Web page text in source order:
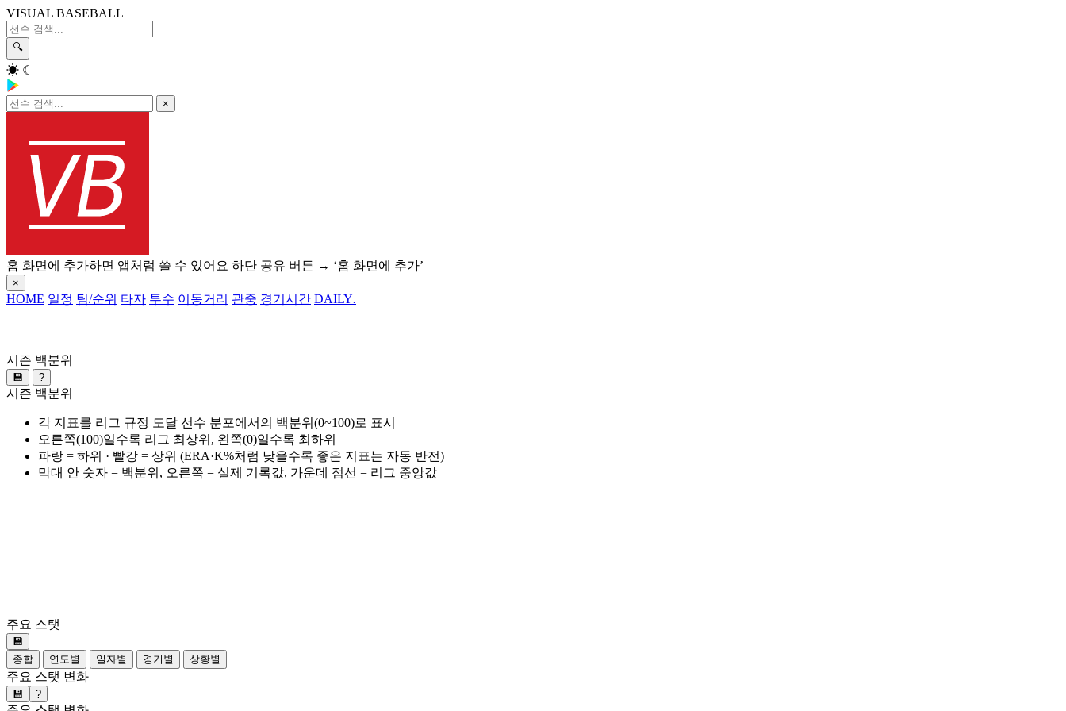
VISUAL BASEBALL
🔍
☀ ☾
×
홈 화면에 추가하면 앱처럼 쓸 수 있어요 하단 공유 버튼 → ‘홈 화면에 추가’
×
HOME 일정 팀/순위 타자 투수 이동거리 관중 경기시간 DAILY.
시즌 백분위
💾 ?
시즌 백분위
각 지표를 리그 규정 도달 선수 분포에서의 백분위(0~100)로 표시
오른쪽(100)일수록 리그 최상위, 왼쪽(0)일수록 최하위
파랑 = 하위 · 빨강 = 상위 (ERA·K%처럼 낮을수록 좋은 지표는 자동 반전)
막대 안 숫자 = 백분위, 오른쪽 = 실제 기록값, 가운데 점선 = 리그 중앙값
주요 스탯
💾
종합
연도별 일자별 경기별 상황별
주요 스탯 변화
💾 ?